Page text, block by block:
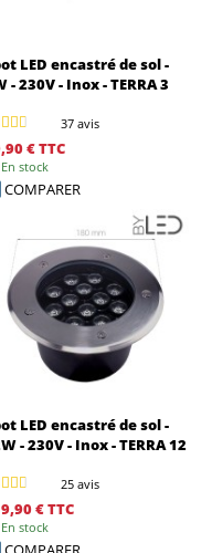
LED encastré de sol -
- 230V - Inox - TERRA 3
37 avis
€TTC
En stock
COMPARER
LED encastré de sol -
- 230V - Inox - TERRA 12
25 avis
€TTC
En stock